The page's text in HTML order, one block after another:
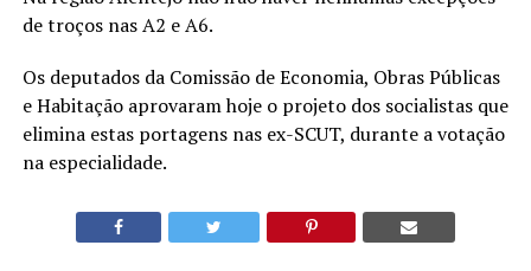
de troços nas A2 e A6.
Os deputados da Comissão de Economia, Obras Públicas
e Habitação aprovaram hoje o projeto dos socialistas que
elimina estas portagens nas ex-SCUT, durante a votação
na especialidade.